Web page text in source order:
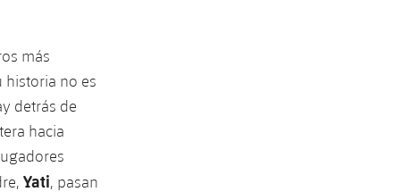
más
historia no es
detrás de
hacia
Yati, pasan